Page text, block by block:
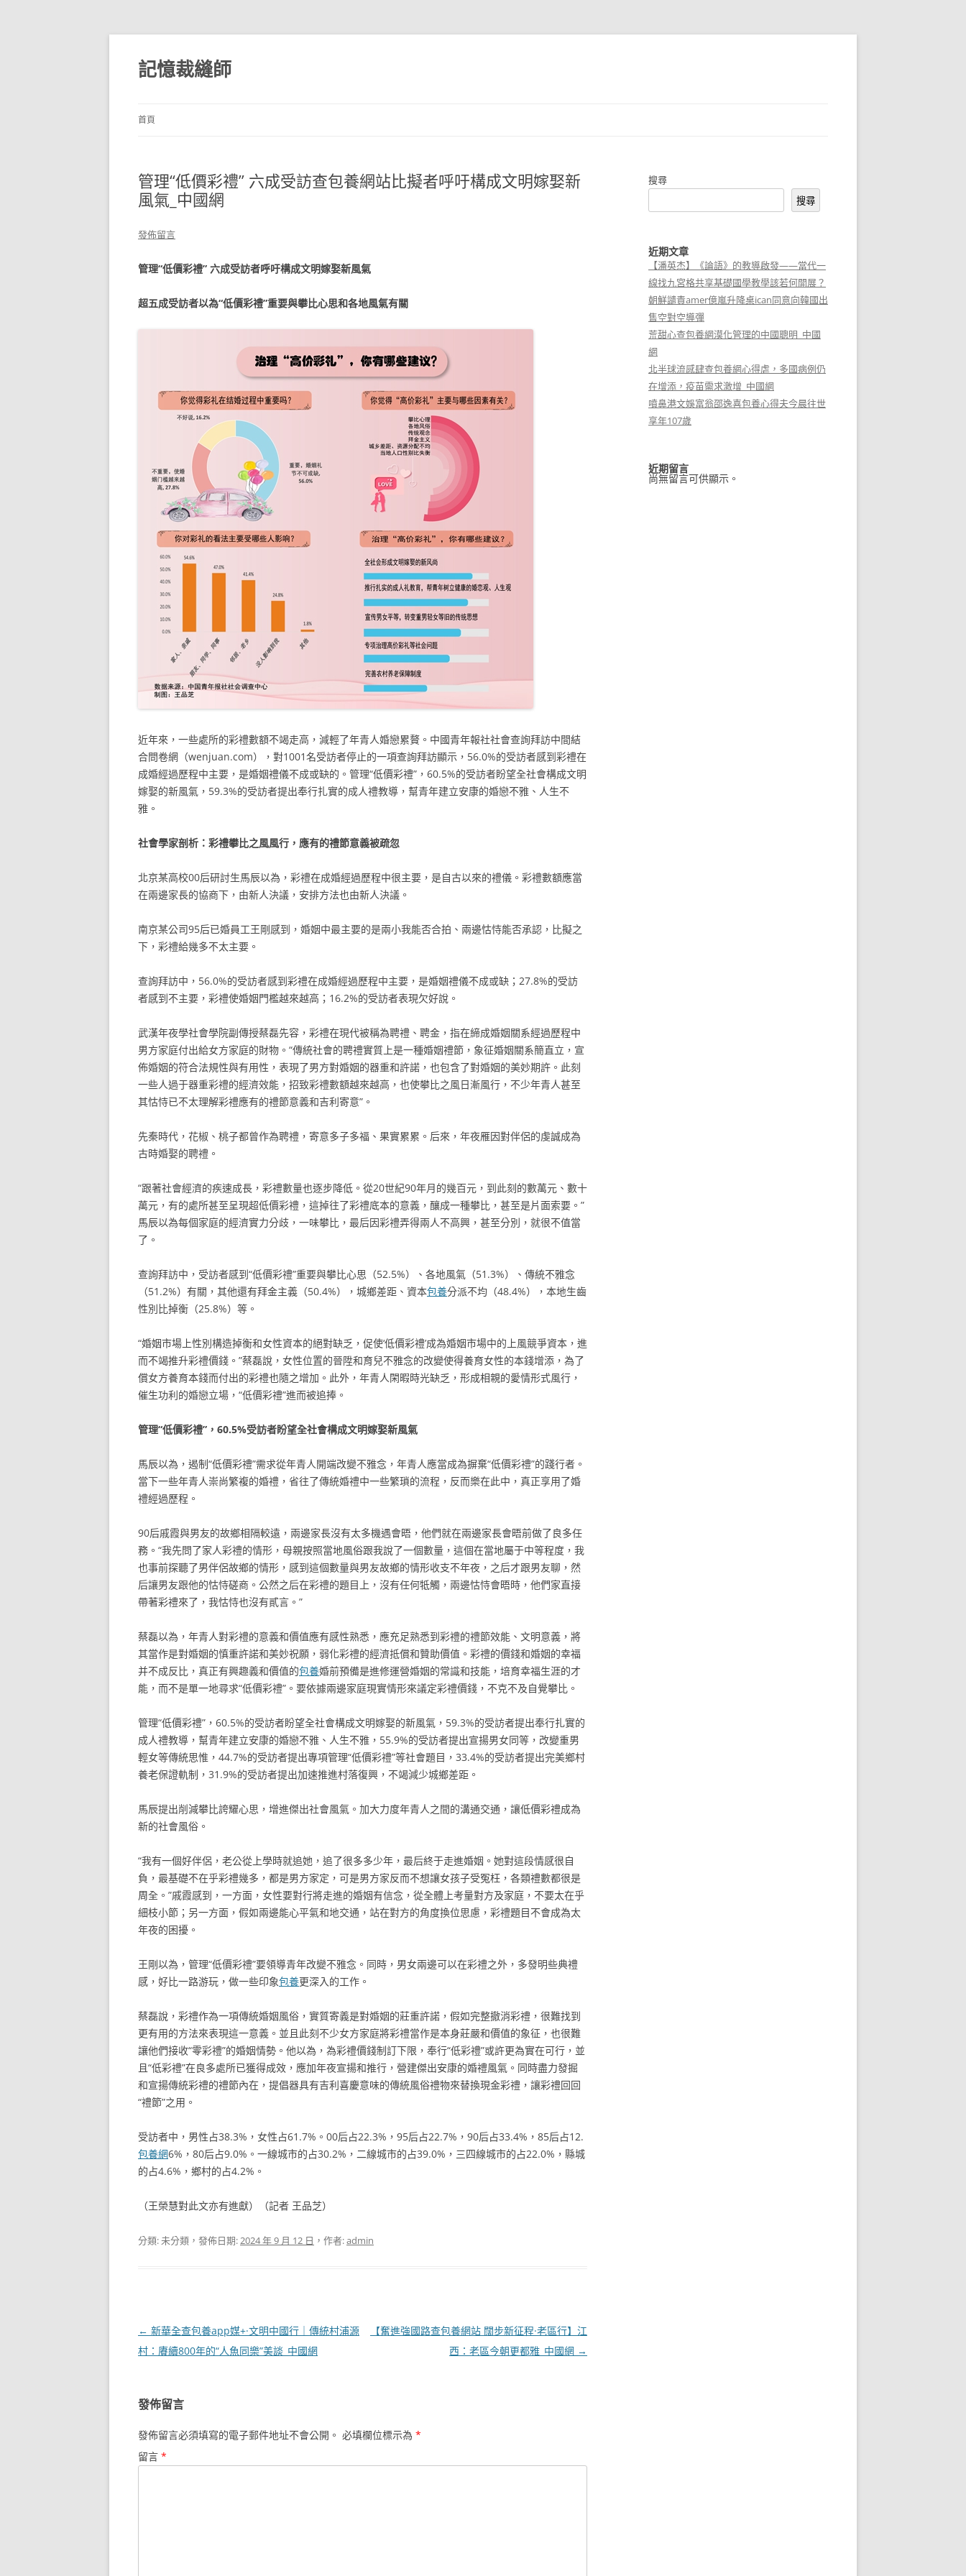
跳
主
要
內
記憶裁縫師
首頁
管理“低價彩禮” 六成受訪查包養網站比擬者呼吁構成文明嫁娶新
風氣_中國網
發佈留言
管理“低價彩禮” 六成受訪者呼吁構成文明嫁娶新風氣
超五成受訪者以為“低價彩禮”重要與攀比心思和各地風氣有關
近年來，一些處所的彩禮數額不竭走高，減輕了年青人婚戀累贅。中國青年報社社會查詢拜訪中間結
合問卷網（wenjuan.com），對1001名受訪者停止的一項查詢拜訪顯示，56.0%的受訪者感到彩禮在
成婚經過歷程中主要，是婚姻禮儀不成或缺的。管理“低價彩禮”，60.5%的受訪者盼望全社會構成文明
嫁娶的新風氣，59.3%的受訪者提出奉行扎實的成人禮教導，幫青年建立安康的婚戀不雅、人生不
雅。
社會學家剖析：彩禮攀比之風風行，應有的禮節意義被疏忽
北京某高校00后研討生馬辰以為，彩禮在成婚經過歷程中很主要，是自古以來的禮儀。彩禮數額應當
在兩邊家長的協商下，由新人決議，安排方法也由新人決議。
南京某公司95后已婚員工王剛感到，婚姻中最主要的是兩小我能否合拍、兩邊怙恃能否承認，比擬之
下，彩禮給幾多不太主要。
查詢拜訪中，56.0%的受訪者感到彩禮在成婚經過歷程中主要，是婚姻禮儀不成或缺；27.8%的受訪
者感到不主要，彩禮使婚姻門檻越來越高；16.2%的受訪者表現欠好說。
武漢年夜學社會學院副傳授蔡磊先容，彩禮在現代被稱為聘禮、聘金，指在締成婚姻關系經過歷程中
男方家庭付出給女方家庭的財物。“傳統社會的聘禮實質上是一種婚姻禮節，象征婚姻關系簡直立，宣
佈婚姻的符合法規性與有用性，表現了男方對婚姻的器重和許諾，也包含了對婚姻的美妙期許。此刻
一些人過于器重彩禮的經濟效能，招致彩禮數額越來越高，也使攀比之風日漸風行，不少年青人甚至
其怙恃已不太理解彩禮應有的禮節意義和吉利寄意”。
先秦時代，花椒、桃子都曾作為聘禮，寄意多子多福、果實累累。后來，年夜雁因對伴侶的虔誠成為
古時婚娶的聘禮。
“跟著社會經濟的疾速成長，彩禮數量也逐步降低。從20世紀90年月的幾百元，到此刻的數萬元、數十
萬元，有的處所甚至呈現超低價彩禮，這掉往了彩禮底本的意義，釀成一種攀比，甚至是片面索要。”
馬辰以為每個家庭的經濟實力分歧，一味攀比，最后因彩禮弄得兩人不高興，甚至分別，就很不值當
了。
查詢拜訪中，受訪者感到“低價彩禮”重要與攀比心思（52.5%）、各地風氣（51.3%）、傳統不雅念
（51.2%）有關，其他還有拜金主義（50.4%），城鄉差距、資本包養分派不均（48.4%），本地生齒
性別比掉衡（25.8%）等。
“婚姻市場上性別構造掉衡和女性資本的絕對缺乏，促使‘低價彩禮’成為婚姻市場中的上風競爭資本，進
而不竭推升彩禮價錢。”蔡磊說，女性位置的晉陞和育兒不雅念的改變使得養育女性的本錢增添，為了
償女方養育本錢而付出的彩禮也隨之增加。此外，年青人閑暇時光缺乏，形成相親的愛情形式風行，
催生功利的婚戀立場，“低價彩禮”進而被追捧。
管理“低價彩禮”，60.5%受訪者盼望全社會構成文明嫁娶新風氣
馬辰以為，遏制“低價彩禮”需求從年青人開端改變不雅念，年青人應當成為摒棄“低價彩禮”的踐行者。
當下一些年青人崇尚繁複的婚禮，省往了傳統婚禮中一些繁瑣的流程，反而樂在此中，真正享用了婚
禮經過歷程。
90后戚霞與男友的故鄉相隔較遠，兩邊家長沒有太多機遇會晤，他們就在兩邊家長會晤前做了良多任
務。“我先問了家人彩禮的情形，母親按照當地風俗跟我說了一個數量，這個在當地屬于中等程度，我
也事前探聽了男伴侶故鄉的情形，感到這個數量與男友故鄉的情形收支不年夜，之后才跟男友聊，然
后讓男友跟他的怙恃磋商。公然之后在彩禮的題目上，沒有任何牴觸，兩邊怙恃會晤時，他們家直接
帶著彩禮來了，我怙恃也沒有貳言。”
蔡磊以為，年青人對彩禮的意義和價值應有感性熟悉，應充足熟悉到彩禮的禮節效能、文明意義，將
其當作是對婚姻的慎重許諾和美妙祝願，弱化彩禮的經濟抵償和贊助價值。彩禮的價錢和婚姻的幸福
并不成反比，真正有興趣義和價值的包養婚前預備是進修運營婚姻的常識和技能，培育幸福生涯的才
能，而不是單一地尋求“低價彩禮”。要依據兩邊家庭現實情形來議定彩禮價錢，不克不及自覺攀比。
管理“低價彩禮”，60.5%的受訪者盼望全社會構成文明嫁娶的新風氣，59.3%的受訪者提出奉行扎實的
成人禮教導，幫青年建立安康的婚戀不雅、人生不雅，55.9%的受訪者提出宣揚男女同等，改變重男
輕女等傳統思惟，44.7%的受訪者提出專項管理“低價彩禮”等社會題目，33.4%的受訪者提出完美鄉村
養老保證軌制，31.9%的受訪者提出加速推進村落復興，不竭減少城鄉差距。
馬辰提出削減攀比誇耀心思，增進傑出社會風氣。加大力度年青人之間的溝通交通，讓低價彩禮成為
新的社會風俗。
“我有一個好伴侶，老公從上學時就追她，追了很多多少年，最后終于走進婚姻。她對這段情感很自
負，最基礎不在乎彩禮幾多，都是男方家定，可是男方家反而不想讓女孩子受冤枉，各類禮數都很是
周全。”戚霞感到，一方面，女性要對行將走進的婚姻有信念，從全體上考量對方及家庭，不要太在乎
細枝小節；另一方面，假如兩邊能心平氣和地交通，站在對方的角度換位思慮，彩禮題目不會成為太
年夜的困擾。
王剛以為，管理“低價彩禮”要領導青年改變不雅念。同時，男女兩邊可以在彩禮之外，多發明些典禮
感，好比一路游玩，做一些印象包養更深入的工作。
蔡磊說，彩禮作為一項傳統婚姻風俗，實質寄義是對婚姻的莊重許諾，假如完整撤消彩禮，很難找到
更有用的方法來表現這一意義。並且此刻不少女方家庭將彩禮當作是本身莊嚴和價值的象征，也很難
讓他們接收“零彩禮”的婚姻情勢。他以為，為彩禮價錢制訂下限，奉行“低彩禮”或許更為實在可行，並
且“低彩禮”在良多處所已獲得成效，應加年夜宣揚和推行，營建傑出安康的婚禮風氣。同時盡力發掘
和宣揚傳統彩禮的禮節內在，提倡器具有吉利喜慶意味的傳統風俗禮物來替換現金彩禮，讓彩禮回回
“禮節”之用。
受訪者中，男性占38.3%，女性占61.7%。00后占22.3%，95后占22.7%，90后占33.4%，85后占12.
包養網6%，80后占9.0%。一線城市的占30.2%，二線城市的占39.0%，三四線城市的占22.0%，縣城
的占4.6%，鄉村的占4.2%。
（王榮慧對此文亦有進獻）（記者 王品芝）
分類: 未分類，發佈日期:2024 年 9 月 12 日 ，作者:admin
文
章
← 新華全查包養app媒+·文明中國行｜傳統村浦源
村：賡續800年的“人魚同樂”美談_中國網
【奮進強國路查包養網站 闊步新征程·老區行】江
西：老區今朝更都雅_中國網 →
發佈留言
發佈留言必須填寫的電子郵件地址不會公開。 必填欄位標示為 *
留言 *
搜尋
搜尋
近期文章
【潘英杰】《論語》的教導啟發——當代一
線找九宮格共享基礎國學教學該若何開展？
朝鮮譴責amer億嵐升降桌ican同意向韓國出
售空對空導彈
荒甜心查包養網漠化管理的中國聰明_中國
網
北半球流感肆查包養網心得虐，多國病例仍
在增添，疫苗需求激增_中國網
噴鼻港文娛富翁邵逸喜包養心得夫今晨往世
享年107歲
近期留言
尚無留言可供顯示。